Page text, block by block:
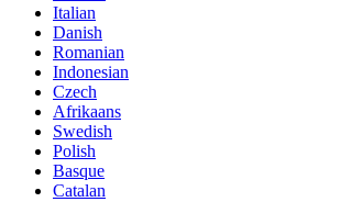
Italian
Danish
Romanian
Indonesian
Czech
Afrikaans
Swedish
Polish
Basque
Catalan